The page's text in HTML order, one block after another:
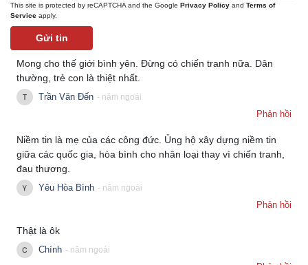
This site is protected by reCAPTCHA and the Google Privacy Policy and Terms of
Service apply.
Gửi tin
Mong cho thế giới bình yên. Đừng có chiến tranh nữa. Dân
thường, trẻ con là thiệt nhất.
Trần Văn Đến - năm ngoái
Phản hồi
Niềm tin là mẹ của các công đức. Ủng hộ xây dựng niềm tin
giữa các quốc gia, hòa bình cho nhân loại thay vì chiến tranh,
đau thương.
Yêu Hòa Bình - năm ngoái
Phản hồi
Thật là ôk
Chính - năm ngoái